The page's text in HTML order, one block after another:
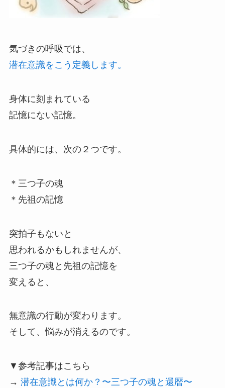
気づきの呼吸では、
潜在意識をこう定義します。
身体に刻まれている
記憶にない記憶。
具体的には、次の２つです。
＊三つ子の魂
＊先祖の記憶
突拍子もないと
思われるかもしれませんが、
三つ子の魂と先祖の記憶を
変えると、
無意識の行動が変わります。
そして、悩みが消えるのです。
▼参考記事はこちら
→ 潜在意識とは何か？〜三つ子の魂と還暦〜